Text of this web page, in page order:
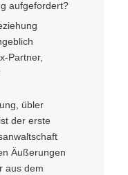
aufgefordert?
Partner,
übler
der erste
Äußerungen
aus dem